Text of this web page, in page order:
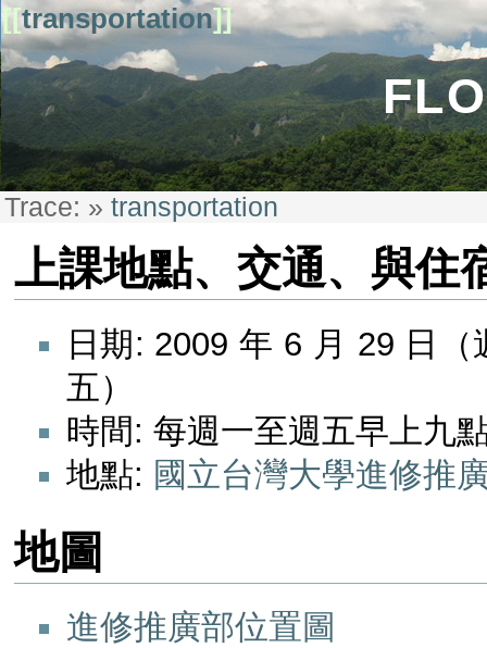
[[transportation]]
Trace: » transportation
上課地點、交通、與住
日期: 2009 年 6 月 29 日
五）
時間: 每週一至週五早上九
地點: 國立台灣大學進修推
地圖
進修推廣部位置圖